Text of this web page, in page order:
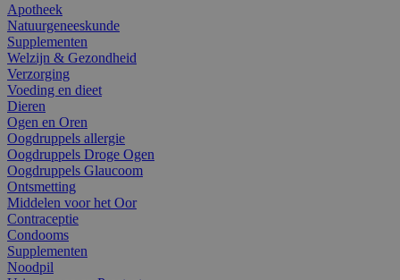
Apotheek
Natuurgeneeskunde
Supplementen
Welzijn & Gezondheid
Verzorging
Voeding en dieet
Dieren
Ogen en Oren
Oogdruppels allergie
Oogdruppels Droge Ogen
Oogdruppels Glaucoom
Ontsmetting
Middelen voor het Oor
Contraceptie
Condooms
Supplementen
Noodpil